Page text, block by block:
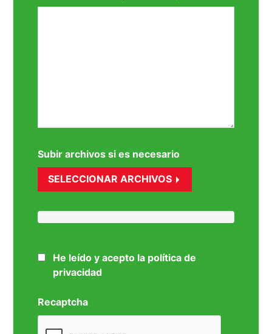
Subir archivos si es necesario
SELECCIONAR ARCHIVOS
He leído y acepto la política de
privacidad
Recaptcha